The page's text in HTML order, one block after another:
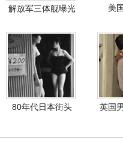
解放军三体舰曝光 美
80年代日本街头 英国